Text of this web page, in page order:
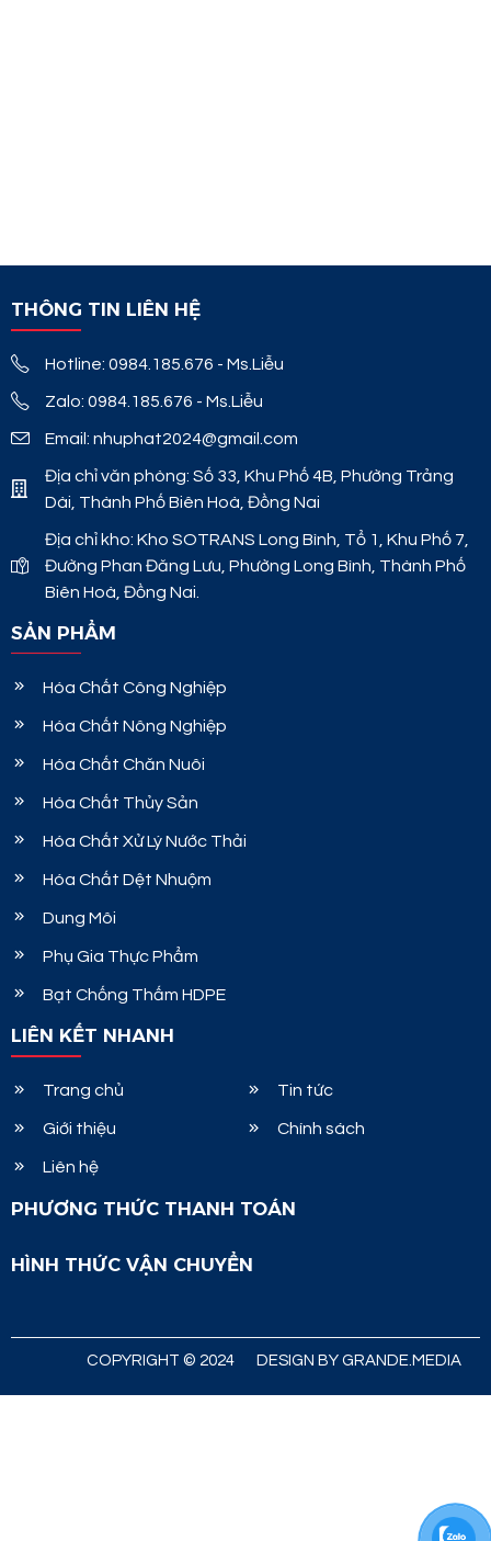
THÔNG TIN LIÊN HỆ
Hotline: 0984.185.676 - Ms.Liễu
Zalo: 0984.185.676 - Ms.Liễu
Email: nhuphat2024@gmail.com
Địa chỉ văn phòng: Số 33, Khu Phố 4B, Phường Trảng
Dài, Thành Phố Biên Hoà, Đồng Nai
Địa chỉ kho: Kho SOTRANS Long Bình, Tổ 1, Khu Phố 7,
Đường Phan Đăng Lưu, Phường Long Bình, Thành Phố
Biên Hoà, Đồng Nai.
SẢN PHẨM
Hóa Chất Công Nghiệp
Hóa Chất Nông Nghiệp
Hóa Chất Chăn Nuôi
Hóa Chất Thủy Sản
Hóa Chất Xử Lý Nước Thải
Hóa Chất Dệt Nhuộm
Dung Môi
Phụ Gia Thực Phẩm
Bạt Chống Thấm HDPE
LIÊN KẾT NHANH
Trang chủ
Giới thiệu
Liên hệ
Tin tức
Chính sách
PHƯƠNG THỨC THANH TOÁN
HÌNH THỨC VẬN CHUYỂN
COPYRIGHT © 2024 DESIGN BY GRANDE.MEDIA